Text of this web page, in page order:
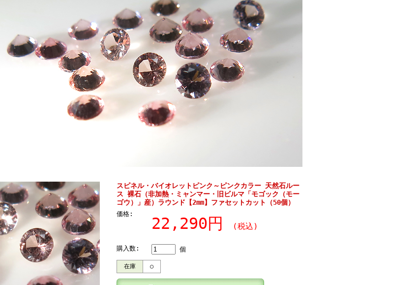
スピネル・バイオレットピンク～ピンクカラー 天然石ルー
ス 裸石（非加熱・ミャンマー・旧ビルマ「モゴック（モー
ゴウ）」産）ラウンド【2mm】ファセットカット（50個）
価格:
22,290円 (税込)
購入数: 個
在庫 ○